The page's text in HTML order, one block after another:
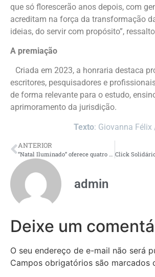
que só florescerão anos depois, com
acreditam na força da transformação
ideias, do servir com propósito”,
A premiação
Criada em 2023, a honraria destaca
escritores, pesquisadores e
de forma relevante para o estudo,
aprimoramento da jurisdição.
Texto: Giovanna Félix
ANTERIOR
“Natal Iluminado” oferece quatro shows com entrada gratuita de sexta a domingo
admin
Deixe um
O seu endereço de e-mail não será
Campos obrigatórios são marcados